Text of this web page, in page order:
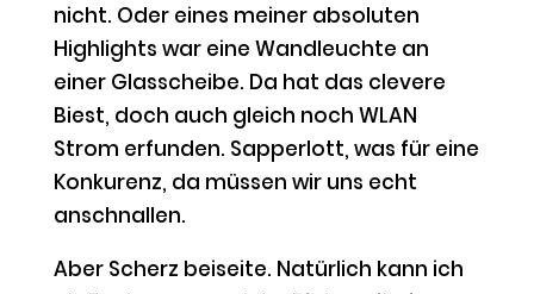
nicht. Oder eines meiner absoluten
Highlights war eine Wandleuchte an
einer Glasscheibe. Da hat das clevere
Biest, doch auch gleich noch WLAN
Strom erfunden. Sapperlott, was für eine
Konkurenz, da müssen wir uns echt
anschnallen.
Aber Scherz beiseite. Natürlich kann ich